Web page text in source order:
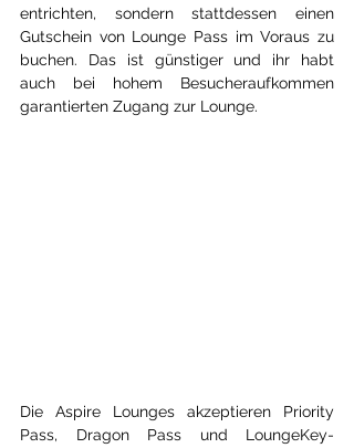
entrichten, sondern stattdessen einen
Gutschein von Lounge Pass im Voraus zu
buchen. Das ist günstiger und ihr habt
auch bei hohem Besucheraufkommen
garantierten Zugang zur Lounge.
Die Aspire Lounges akzeptieren Priority
Pass, Dragon Pass und LoungeKey-